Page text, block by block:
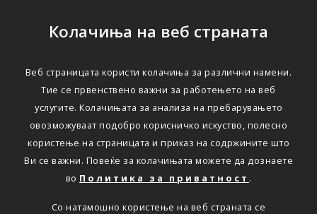
Колачиња на веб страната
Веб страницата користи колачиња за различни намени.
Тие се првенствено важни за работењето на веб
услугите. Колачињата за анализа на пребарувањето
овозможуваат подобро корисничко искуство, полесно
користење на страницата и приказ на содржините што
Ви се важни. Повеќе за колачињата можете да дознаете
во Политика за приватност .
Со натамошно користење на веб страната се